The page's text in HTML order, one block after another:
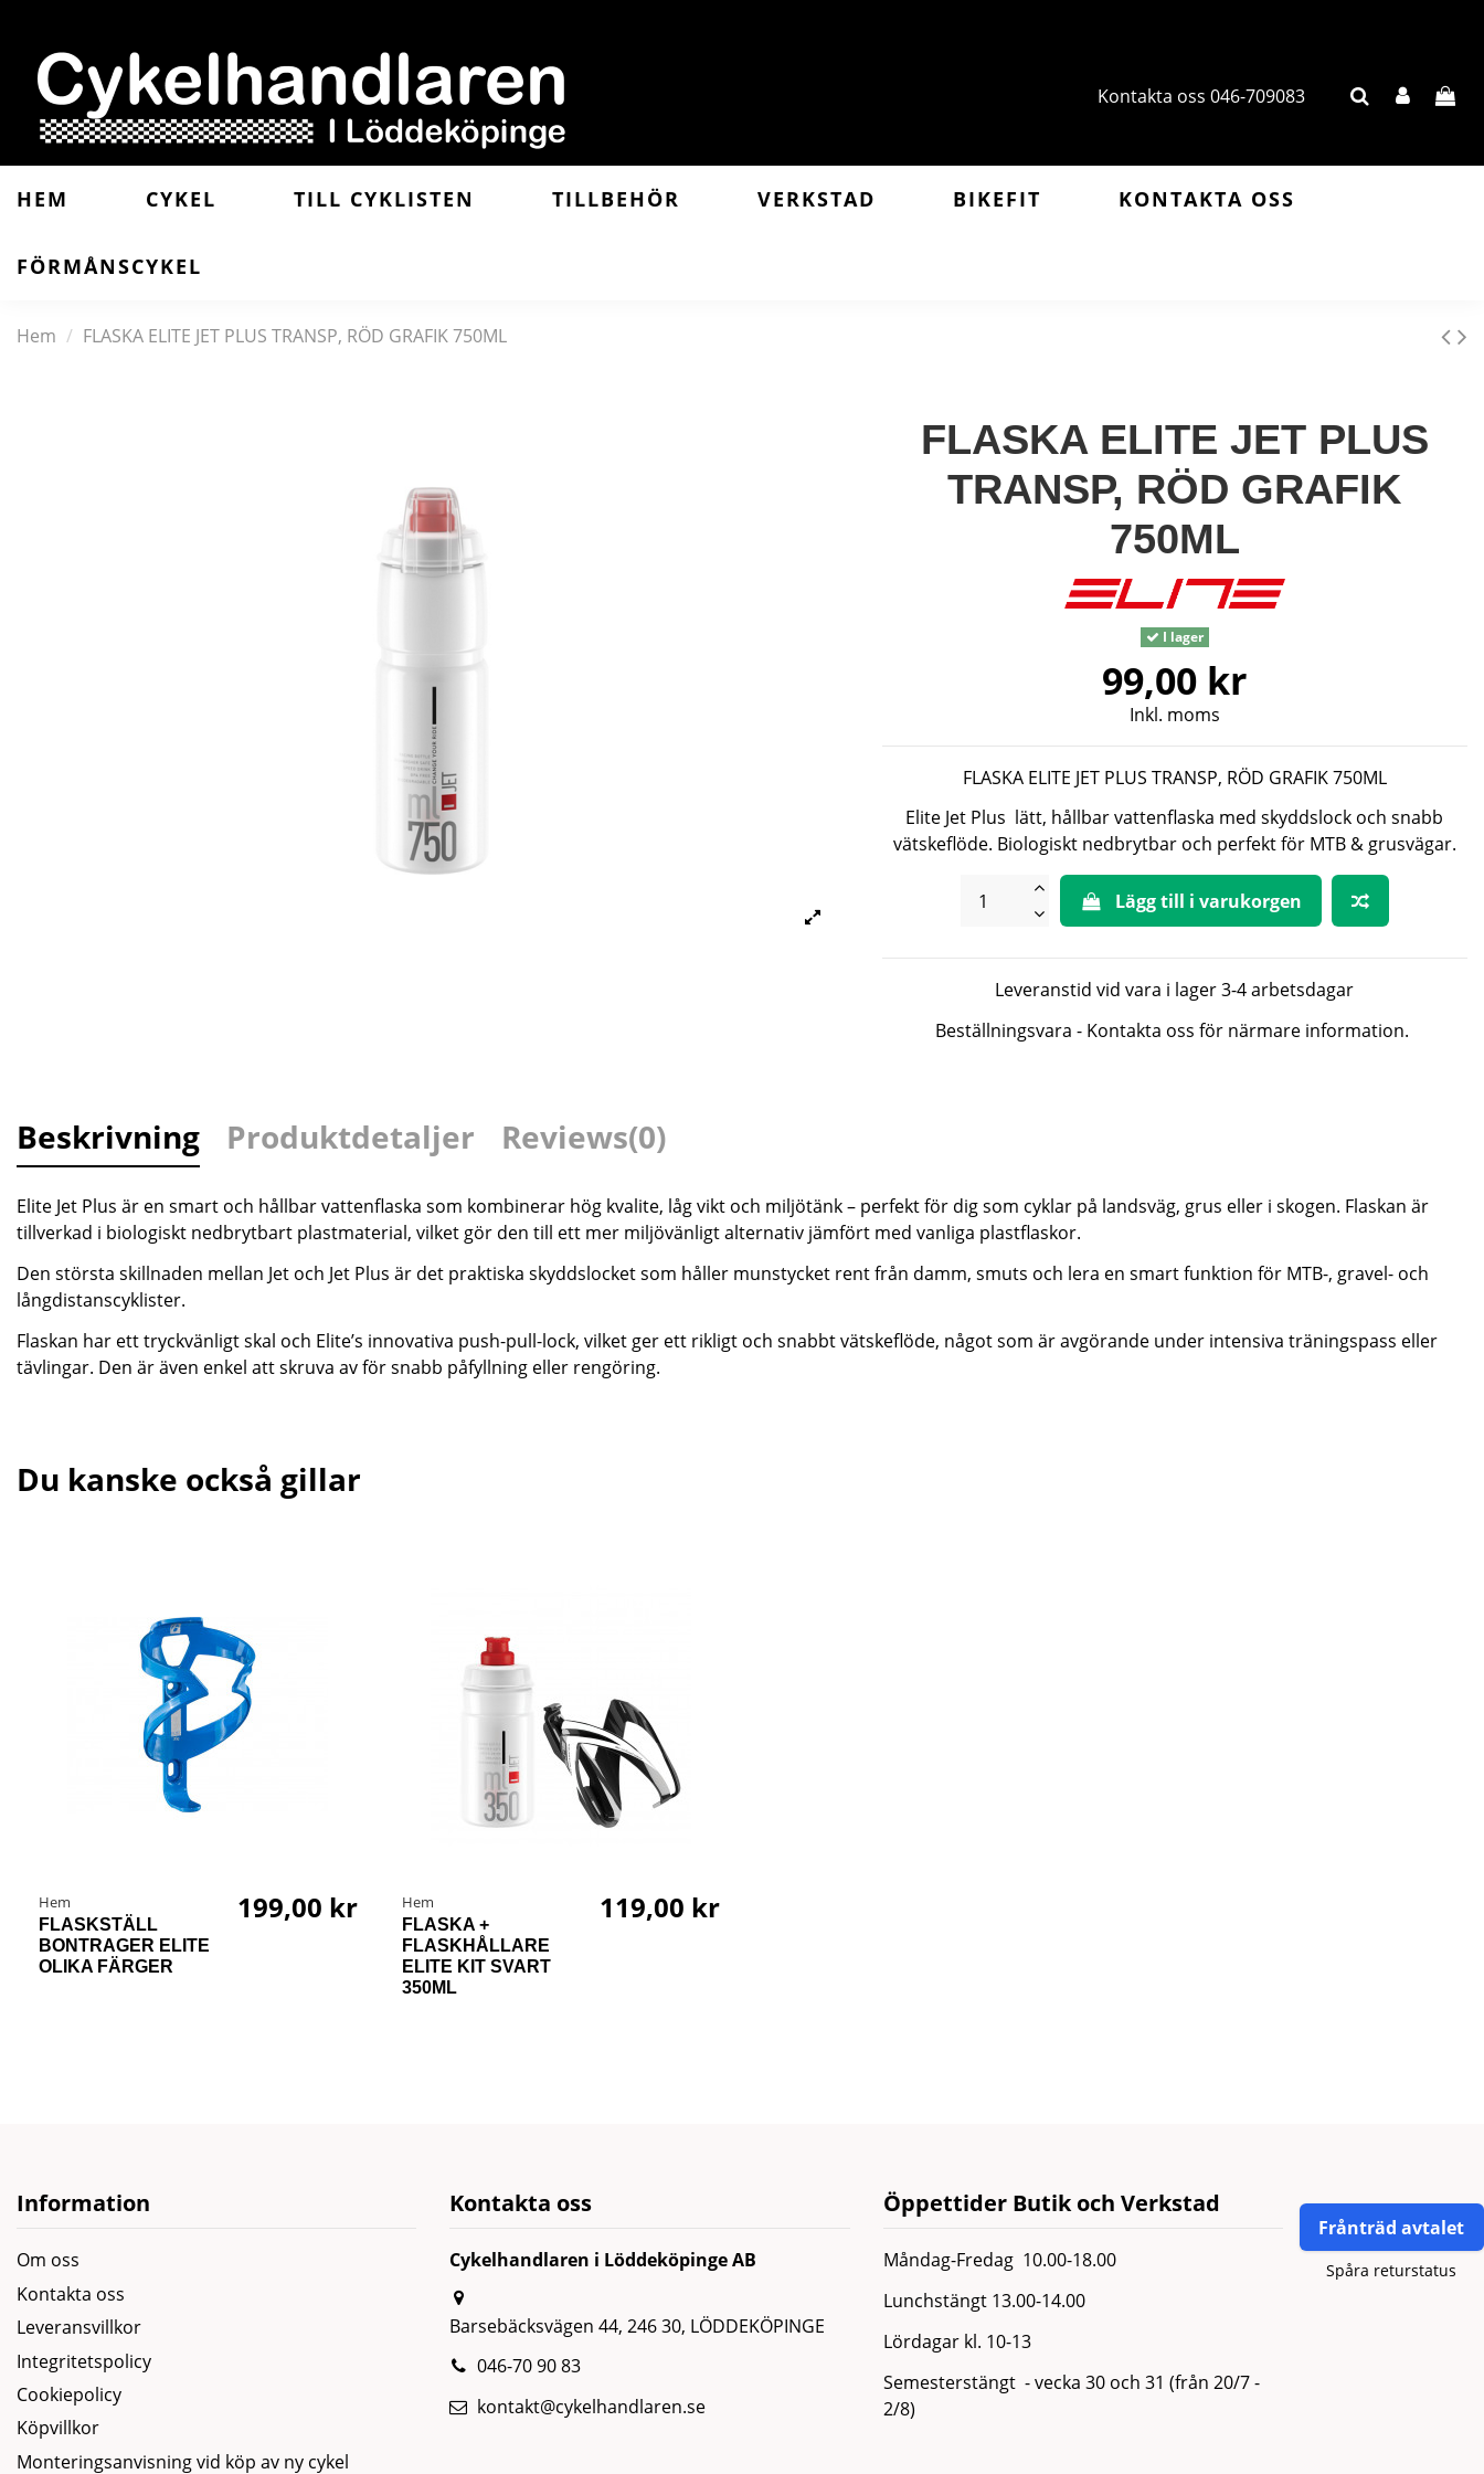
Kontakta oss 046-709083
HEM CYKEL TILL CYKLISTEN TILLBEHÖR VERKSTAD BIKEFIT KONTAKTA OSS
FÖRMÅNSCYKEL
Hem FLASKA ELITE JET PLUS TRANSP, RÖD GRAFIK 750ML
FLASKA ELITE JET PLUS
TRANSP, RÖD GRAFIK
750ML
I lager
99,00 kr
Inkl. moms
FLASKA ELITE JET PLUS TRANSP, RÖD GRAFIK 750ML
Elite Jet Plus lätt, hållbar vattenflaska med skyddslock och snabb
vätskeflöde. Biologiskt nedbrytbar och perfekt för MTB & grusvägar.
Lägg till i varukorgen
Leveranstid vid vara i lager 3-4 arbetsdagar
Beställningsvara - Kontakta oss för närmare information.
Beskrivning Produktdetaljer Reviews(0)
Elite Jet Plus är en smart och hållbar vattenflaska som kombinerar hög kvalite, låg vikt och miljötänk – perfekt för dig som cyklar på landsväg, grus eller i skogen. Flaskan är
tillverkad i biologiskt nedbrytbart plastmaterial, vilket gör den till ett mer miljövänligt alternativ jämfört med vanliga plastflaskor.
Den största skillnaden mellan Jet och Jet Plus är det praktiska skyddslocket som håller munstycket rent från damm, smuts och lera en smart funktion för MTB-, gravel- och
långdistanscyklister.
Flaskan har ett tryckvänligt skal och Elite’s innovativa push-pull-lock, vilket ger ett rikligt och snabbt vätskeflöde, något som är avgörande under intensiva träningspass eller
tävlingar. Den är även enkel att skruva av för snabb påfyllning eller rengöring.
Du kanske också gillar
Hem
FLASKSTÄLL
BONTRAGER ELITE
OLIKA FÄRGER
199,00 kr Hem
FLASKA +
FLASKHÅLLARE
ELITE KIT SVART
350ML
119,00 kr
Information
Om oss
Kontakta oss
Leveransvillkor
Integritetspolicy
Cookiepolicy
Köpvillkor
Monteringsanvisning vid köp av ny cykel
Kontakta oss
Cykelhandlaren i Löddeköpinge AB
Barsebäcksvägen 44, 246 30, LÖDDEKÖPINGE
046-70 90 83
kontakt@cykelhandlaren.se
Öppettider Butik och Verkstad
Måndag-Fredag 10.00-18.00
Lunchstängt 13.00-14.00
Lördagar kl. 10-13
Semesterstängt - vecka 30 och 31 (från 20/7 -
2/8)
Frånträd avtalet
Spåra returstatus